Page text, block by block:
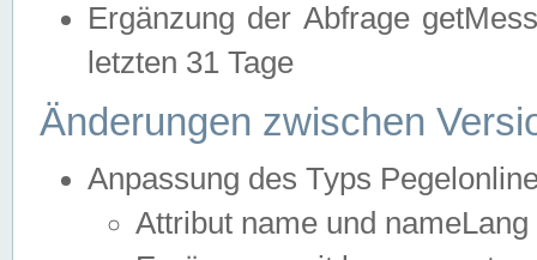
Ergänzung der Abfrage
letzten 31 Tage
Änderungen zwischen
Anpassung des Typs
Attribut name und